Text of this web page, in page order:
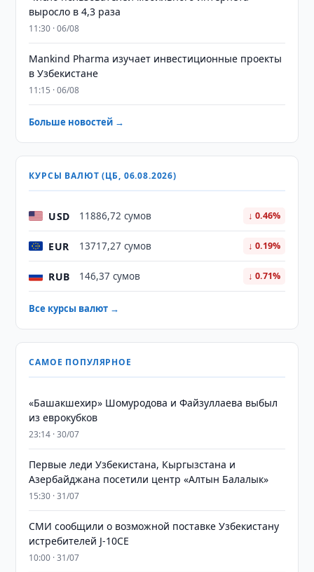
выросло в 4,3 раза
11:30 · 06/08
Mankind Pharma изучает инвестиционные проекты
в Узбекистане
11:15 · 06/08
Больше новостей →
КУРСЫ ВАЛЮТ (ЦБ, 06.08.2026)
USD 11886,72 сумов ↓ 0.46%
EUR 13717,27 сумов ↓ 0.19%
RUB 146,37 сумов ↓ 0.71%
Все курсы валют →
САМОЕ ПОПУЛЯРНОЕ
«Башакшехир» Шомуродова и Файзуллаева выбыл
из еврокубков
23:14 · 30/07
Первые леди Узбекистана, Кыргызстана и
Азербайджана посетили центр «Алтын Балалык»
15:30 · 31/07
СМИ сообщили о возможной поставке Узбекистану
истребителей J-10CE
10:00 · 31/07